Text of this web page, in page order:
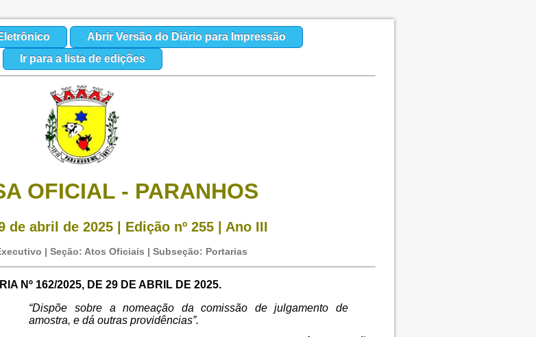
Abrir Versão do Diário para Impressão
Ir para a lista de edições
OFICIAL - PARANHOS
de abril de 2025 | Edição nº 255 | Ano III
| Seção: Atos Oficiais | Subseção: Portarias
Nº 162/2025, DE 29 DE ABRIL DE 2025.
“Dispõe sobre a nomeação da comissão de julgamento de
amostra, e dá outras providências”.